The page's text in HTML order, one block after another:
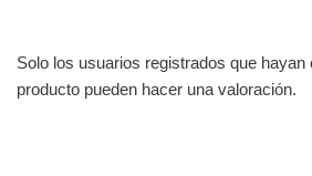
Solo los usuarios registrados que hayan
producto pueden hacer una valoración.